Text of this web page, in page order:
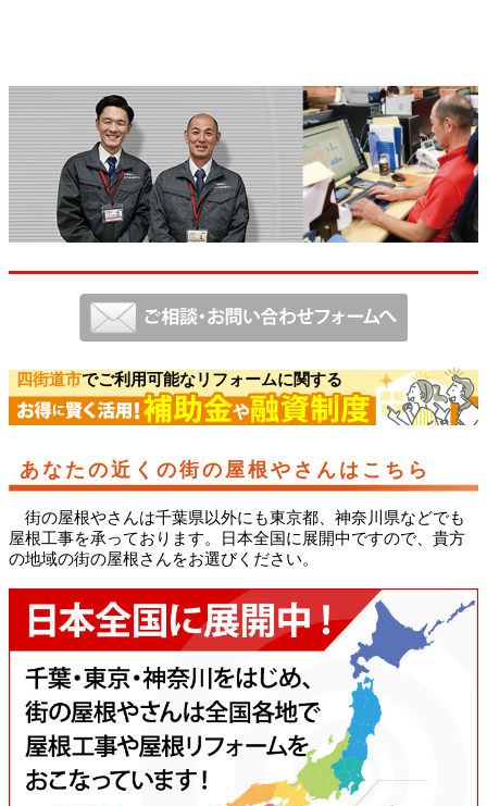
四街道市でご利用可能なリフォームに関する
あなたの近くの街の屋根やさんはこちら
街の屋根やさんは千葉県以外にも東京都、神奈川県などでも
屋根工事を承っております。日本全国に展開中ですので、貴方
の地域の街の屋根さんをお選びください。